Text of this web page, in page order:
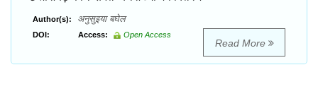
Author(s): अनुसुइया बघेल
DOI: Access: Open Access
Read More